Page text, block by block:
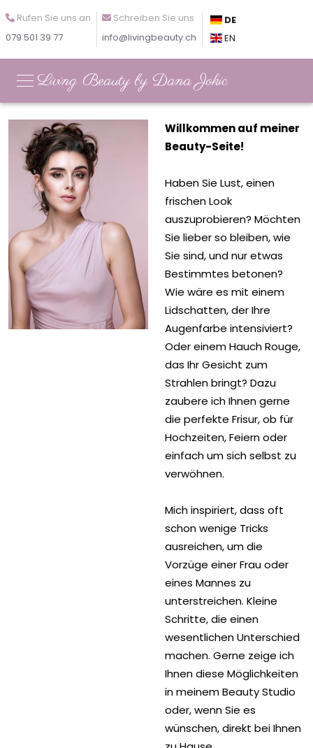
Rufen Sie uns an
079 501 39 77
Schreiben Sie uns
info@livingbeauty.ch
DE
EN
Living Beauty by Dana Jokic
Willkommen auf meiner
Beauty-Seite!
Haben Sie Lust, einen
frischen Look
auszuprobieren? Möchten
Sie lieber so bleiben, wie
Sie sind, und nur etwas
Bestimmtes betonen?
Wie wäre es mit einem
Lidschatten, der Ihre
Augenfarbe intensiviert?
Oder einem Hauch Rouge,
das Ihr Gesicht zum
Strahlen bringt? Dazu
zaubere ich Ihnen gerne
die perfekte Frisur, ob für
Hochzeiten, Feiern oder
einfach um sich selbst zu
verwöhnen.​​​​​
Mich inspiriert, dass oft
schon wenige Tricks
ausreichen, um die
Vorzüge einer Frau oder
eines Mannes zu
unterstreichen. Kleine
Schritte, die einen
wesentlichen Unterschied
machen. Gerne zeige ich
Ihnen diese Möglichkeiten
in meinem Beauty Studio
oder, wenn Sie es
wünschen, direkt bei Ihnen